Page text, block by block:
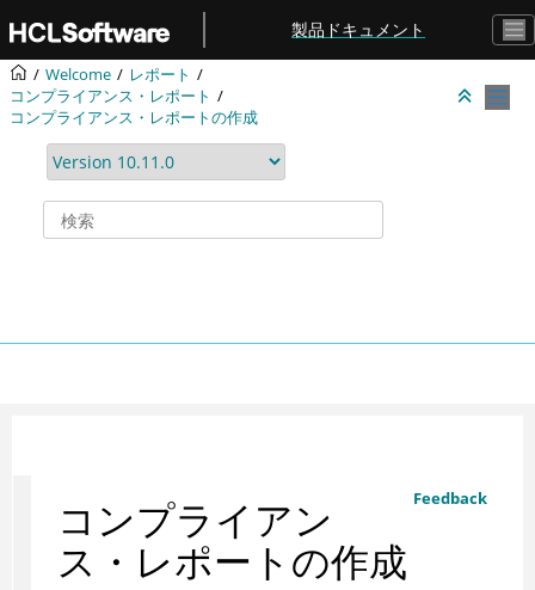
メインコンテンツにジャンプ
製品ドキュメント
Welcome
レポート
コンプライアンス・レポート
コンプライアンス・レポートの作成
Feedback
コンプライアン
ス・レポートの作成